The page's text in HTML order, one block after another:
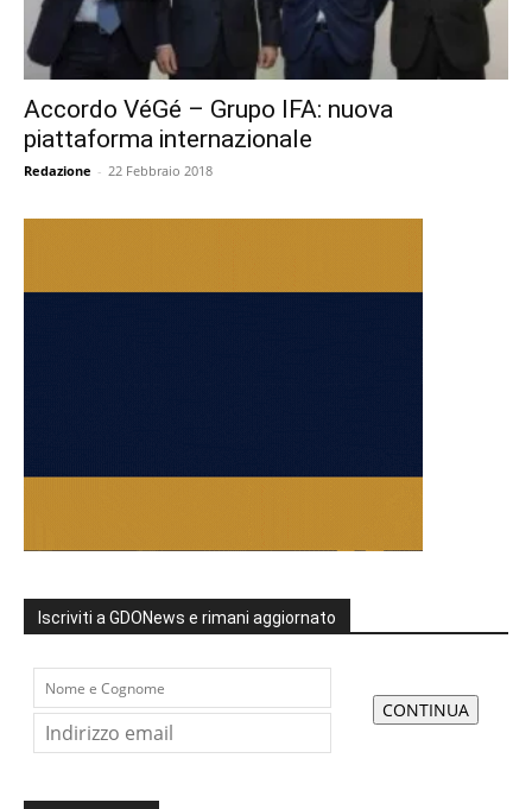
Accordo VéGé – Grupo IFA: nuova
piattaforma internazionale
Redazione - 22 Febbraio 2018
Iscriviti a GDONews e rimani aggiornato